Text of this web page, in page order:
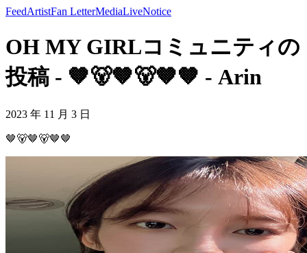
FeedArtistFan LetterMediaLiveNotice
OH MY GIRLコミュニティの
投稿 - 🤎🐻🤎🐻🤎🤎 - Arin
2023 年 11 月 3 日
🤎🐻🤎🐻🤎🤎